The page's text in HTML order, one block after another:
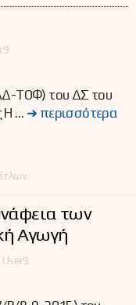
ΤΟΦ) του ΔΣ του
Η … ➜ περισσότερα
των
Αγωγή